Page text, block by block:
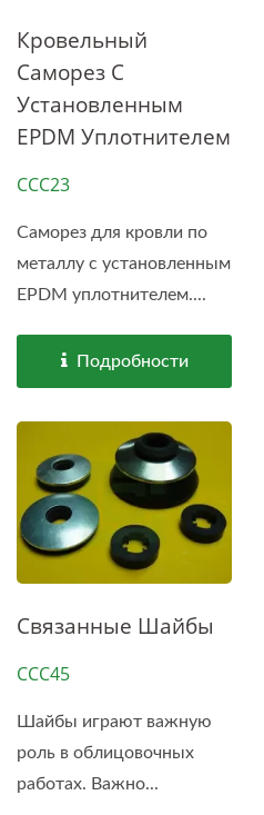
Кровельный
Саморез С
Установленным
EPDM Уплотнителем
CCC23
Саморез для кровли по
металлу с установленным
EPDM уплотнителем....
Подробности
Связанные Шайбы
CCC45
Шайбы играют важную
роль в облицовочных
работах. Важно...